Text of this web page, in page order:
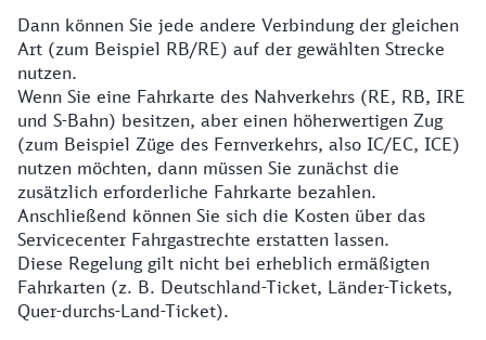
Nahverkehrsfahrkarte
Dann können Sie jede andere Verbindung der gleichen
Art (zum Beispiel RB/RE) auf der gewählten Strecke
nutzen.
Wenn Sie eine Fahrkarte des Nahverkehrs (RE, RB, IRE
und S-Bahn) besitzen, aber einen höherwertigen Zug
(zum Beispiel Züge des Fernverkehrs, also IC/EC, ICE)
nutzen möchten, dann müssen Sie zunächst die
zusätzlich erforderliche Fahrkarte bezahlen.
Anschließend können Sie sich die Kosten über das
Servicecenter Fahrgastrechte erstatten lassen.
Diese Regelung gilt nicht bei erheblich ermäßigten
Fahrkarten (z. B. Deutschland-Ticket, Länder-Tickets,
Quer-durchs-Land-Ticket).